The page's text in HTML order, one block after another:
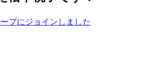
プにジョインしました